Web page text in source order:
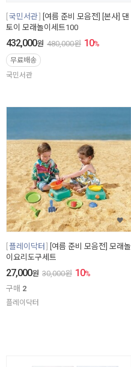
국민서관
[여름 준비 모음전] [본사] 댄
토이 모래놀이세트100
432,000원 480,000원 10%
무료배송
국민서관
플레이닥터
[여름 준비 모음전] 모래놀
이요리도구세트
27,000원 30,000원 10%
구매 2
플레이닥터